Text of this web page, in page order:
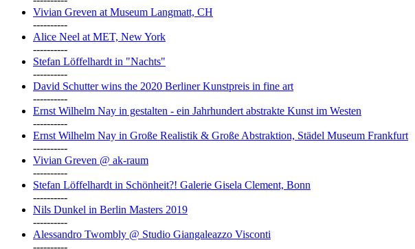
Vivian Greven at Museum Langmatt, CH
----------
Alice Neel at MET, New York
----------
Stefan Löffelhardt in "Nachts"
----------
David Schutter wins the 2020 Berliner Kunstpreis in fine art
----------
Ernst Wilhelm Nay in gestalten - ein Jahrhundert abstrakte Kunst im Westen
----------
Ernst Wilhelm Nay in Große Realistik & Große Abstraktion, Städel Museum Frankfurt
----------
Vivian Greven @ ak-raum
----------
Stefan Löffelhardt in Schönheit?! Galerie Gisela Clement, Bonn
----------
Nils Dunkel in Berlin Masters 2019
----------
Alessandro Twombly @ Studio Giangaleazzo Visconti